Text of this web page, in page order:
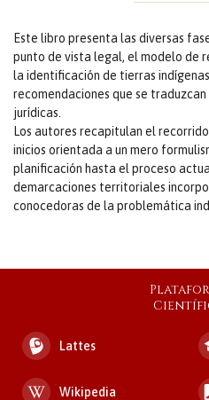
Este libro presenta las diversas
punto de vista legal, el modelo de
la identificación de tierras
recomendaciones que se
jurídicas.
Los autores recapitulan el
inicios orientada a un mero
planificación hasta el proceso
demarcaciones territoriales
conocedoras de la problemática
Lattes
Wikipedia